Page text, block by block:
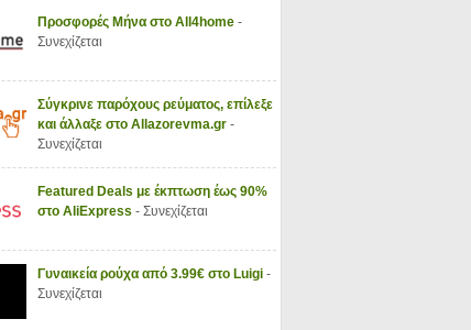
Προσφορές Μήνα στο All4home -
Συνεχίζεται
Σύγκρινε παρόχους ρεύματος, επίλεξε
και άλλαξε στο Allazorevma.gr -
Συνεχίζεται
Featured Deals με έκπτωση έως 90%
στο AliExpress - Συνεχίζεται
Γυναικεία ρούχα από 3.99€ στο Luigi -
Συνεχίζεται